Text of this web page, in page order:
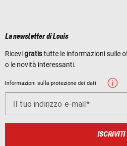
La newsletter di Louis
Ricevigratistutte le informazioni sulle
o le novità interessanti.
Informazioni sulla protezione dei dati
Il tuo indirizzo e-mail
ISCRIVITI